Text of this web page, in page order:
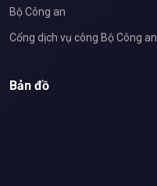
Bộ Công an
Cổng dịch vụ công Bộ Công an
Bản đồ